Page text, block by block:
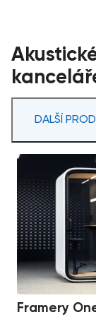
DALŠÍ
Framery